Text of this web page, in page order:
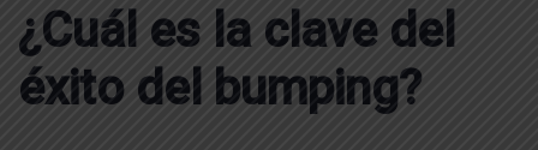
¿Cuál es la clave del
éxito del bumping?